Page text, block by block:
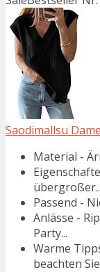
Saodimallsu
Material -
Passend -
Anlässe -
Party...
Warme
beachten